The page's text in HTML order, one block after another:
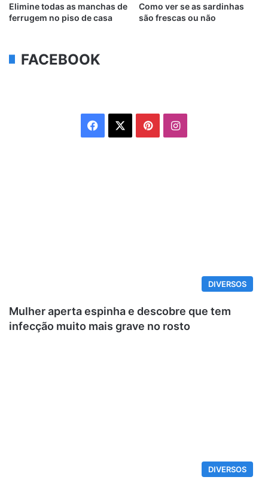
Elimine todas as manchas de
ferrugem no piso de casa
Como ver se as sardinhas
são frescas ou não
FACEBOOK
Facebook PinterestInstagram
DIVERSOS
Mulher aperta espinha e descobre que tem
infecção muito mais grave no rosto
DIVERSOS